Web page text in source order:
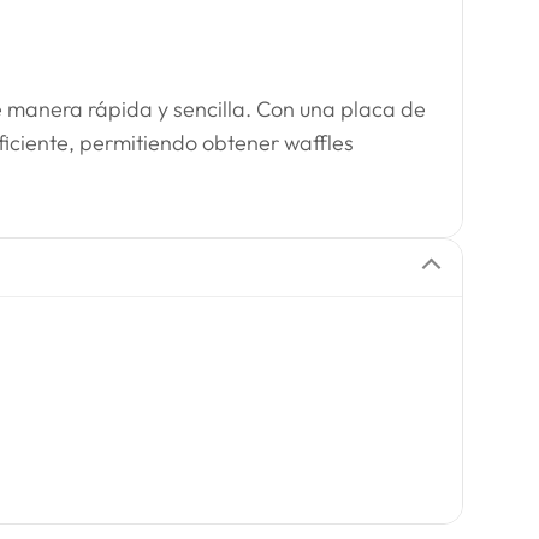
rápida y sencilla. Con una placa de
permitiendo obtener waffles